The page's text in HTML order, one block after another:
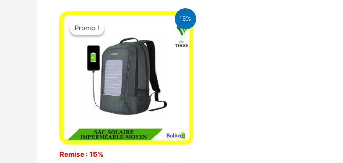
15%
Promo !
Remise : 15%
Promo !
Le
initial
29.500 CFA.
Le
est :
25.000 CFA.